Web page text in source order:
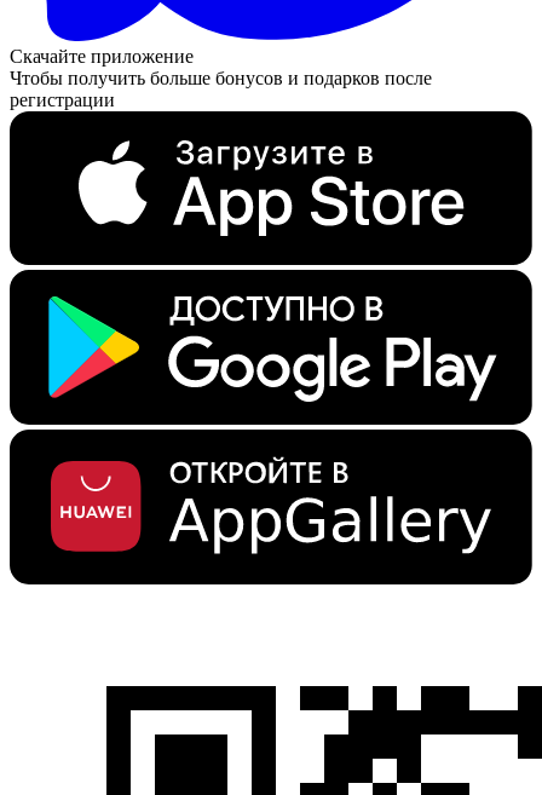
Скачайте приложение
Чтобы получить больше бонусов и подарков после
регистрации